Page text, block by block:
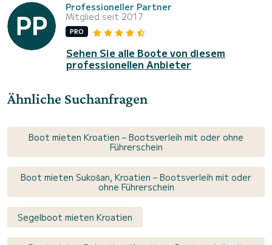
Professioneller Partner
Mitglied seit 2017
PRO
Sehen Sie alle Boote von diesem
professionellen Anbieter
Ähnliche Suchanfragen
Boot mieten Kroatien – Bootsverleih mit oder ohne
Führerschein
Boot mieten Sukošan, Kroatien – Bootsverleih mit oder
ohne Führerschein
Segelboot mieten Kroatien